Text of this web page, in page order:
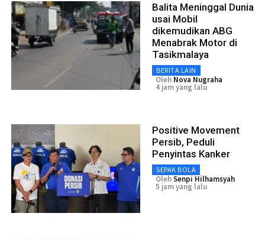
Balita Meninggal Dunia
usai Mobil
dikemudikan ABG
Menabrak Motor di
Tasikmalaya
BERITA LAIN
Oleh Nova Nugraha
4 jam yang lalu
Positive Movement
Persib, Peduli
Penyintas Kanker
SEPAK BOLA
OlehSenpi Hilhamsyah
5 jam yang lalu